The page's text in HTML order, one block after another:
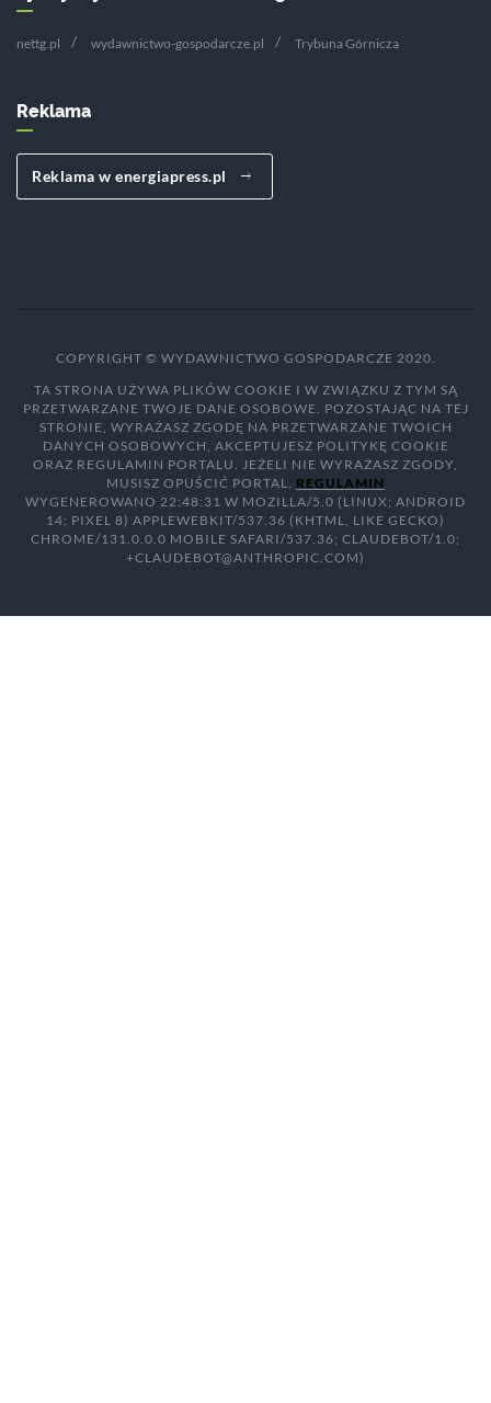
nettg.pl wydawnictwo-gospodarcze.pl Trybuna Górnicza
Reklama
Reklama w energiapress.pl
COPYRIGHT © WYDAWNICTWO GOSPODARCZE 2020.
TA STRONA UŻYWA PLIKÓW COOKIE I W ZWIĄZKU Z TYM SĄ
PRZETWARZANE TWOJE DANE OSOBOWE. POZOSTAJĄC NA TEJ
STRONIE, WYRAŻASZ ZGODĘ NA PRZETWARZANE TWOICH
DANYCH OSOBOWYCH, AKCEPTUJESZ POLITYKĘ COOKIE
ORAZ REGULAMIN PORTALU. JEŻELI NIE WYRAŻASZ ZGODY,
MUSISZ OPUŚCIĆ PORTAL. REGULAMIN
WYGENEROWANO 22:48:31 W MOZILLA/5.0 (LINUX; ANDROID
14; PIXEL 8) APPLEWEBKIT/537.36 (KHTML, LIKE GECKO)
CHROME/131.0.0.0 MOBILE SAFARI/537.36; CLAUDEBOT/1.0;
+CLAUDEBOT@ANTHROPIC.COM)